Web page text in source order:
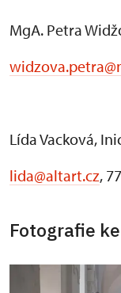
MgA. Petra
Lída Vacková,
lida@altart.cz,
Fotografie